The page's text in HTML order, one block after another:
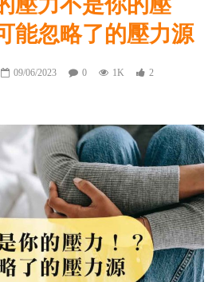
能忽略了的壓力源
09/06/2023 0 1K 2